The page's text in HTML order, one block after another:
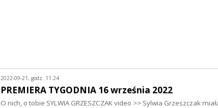
2022-09-21, godz. 11:24
PREMIERA TYGODNIA 16 września 2022
O nich, o tobie SYLWIA GRZESZCZAK video >> Sylwia Grzeszczak